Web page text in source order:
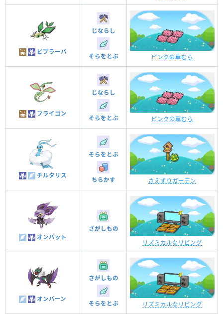
ビブラーバ
じならし
そらをとぶ ピンクの草むら
フライゴン
じならし
そらをとぶ ピンクの草むら
チルタリス
そらをとぶ
ちらかす さえずりガーデン
オンバット
さがしもの
リズミカルなリビング
オンバーン
さがしもの
そらをとぶ リズミカルなリビング